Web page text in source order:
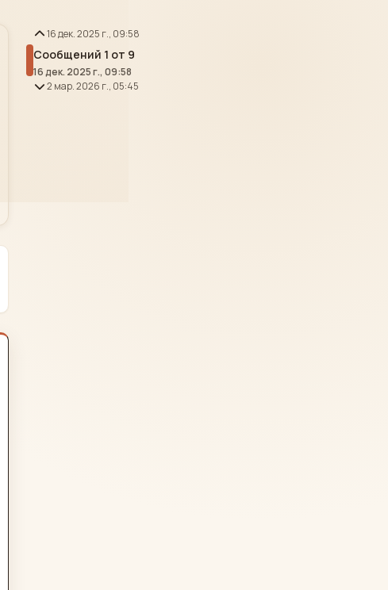
16 дек. 2025 г., 09:58
Сообщений 1 от 9
16 дек. 2025 г., 09:58
2 мар. 2026 г., 05:45